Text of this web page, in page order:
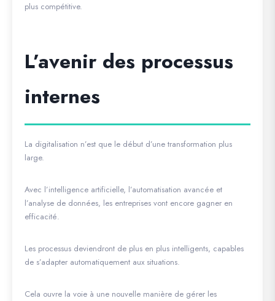
plus compétitive.
L’avenir des processus
internes
La digitalisation n’est que le début d’une transformation plus
large.
Avec l’intelligence artificielle, l’automatisation avancée et
l’analyse de données, les entreprises vont encore gagner en
efficacité.
Les processus deviendront de plus en plus intelligents, capables
de s’adapter automatiquement aux situations.
Cela ouvre la voie à une nouvelle manière de gérer les